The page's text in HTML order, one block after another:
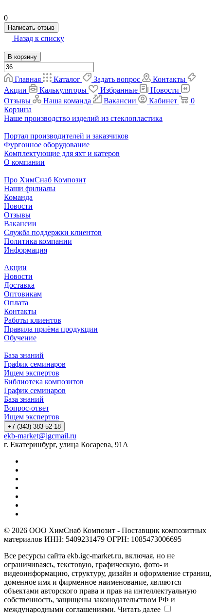
0
Написать отзыв
Назад к списку
В корзину
Главная Каталог Задать вопрос
Контакты
Акции
Калькуляторы Избранные
Новости
Отзывы
Наша команда Вакансии Кабинет
0
Корзина
Наше производство изделий из стеклопластика
Портал производителей и заказчиков
Фургонное оборудование
Комплектующие для яхт и катеров
О компании
Про ХимСнаб Композит
Наши филиалы
Команда
Новости
Отзывы
Вакансии
Служба поддержки клиентов
Политика компании
Информация
Акции
Новости
Доставка
Оптовикам
Оплата
Контакты
Работы клиентов
Правила приёма продукции
Обучение
База знаний
График семинаров
Ищем экспертов
Библиотека композитов
График семинаров
База знаний
Вопрос-ответ
Ищем экспертов
+7 (343) 383-52-18
ekb-market@igcmail.ru
г. Екатеринбург, улица Косарева, 91А
© 2026 ООО ХимСнаб Композит - Поставщик композитных
материалов ИНН: 5409231479 ОГРН: 1085473006695
Все ресурсы сайта ekb.igc-market.ru, включая, но не
ограничиваясь, текстовую, графическую, фото- и
видеоинформацию, структуру, дизайн и оформление страниц,
доменное имя и фирменное наименование, являются
объектами авторского права и прав на интеллектуальную
собственность, защищены законодательством РФ и
международными соглашениями. Читать далее